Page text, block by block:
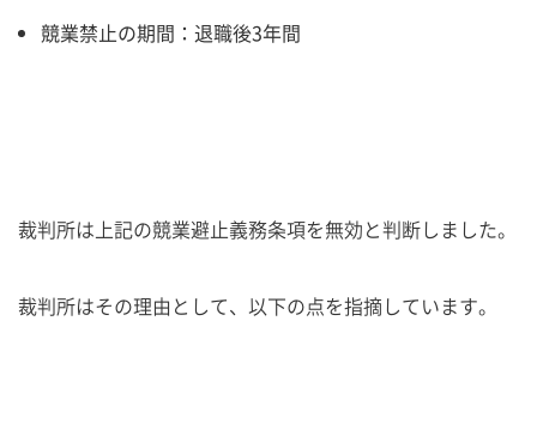
競業禁止の期間：退職後3年間
裁判所は上記の競業避止義務条項を無効と判断しました。
裁判所はその理由として、以下の点を指摘しています。